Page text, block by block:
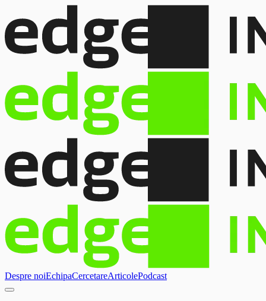
Despre noiEchipaCercetareArticolePodcast